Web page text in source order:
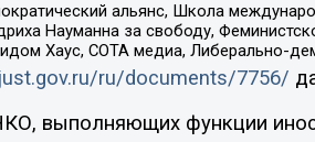
альянс, Школа
Науманна за свободу,
Хаус, СОТА медиа, Либерально-
ru/documents/7756/
выполняющих функции